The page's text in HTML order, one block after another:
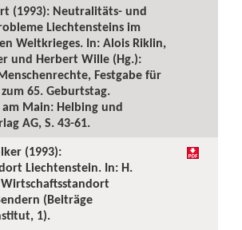
(1993): Neutralitäts- und
Liechtensteins im
Weltkrieges. In: Alois Riklin,
und Herbert Wille (Hg.):
Festgabe für
65. Geburtstag.
Main: Helbing und
AG, S. 43-61.
(1993):
Liechtenstein. In: H.
(Beiträge
1).